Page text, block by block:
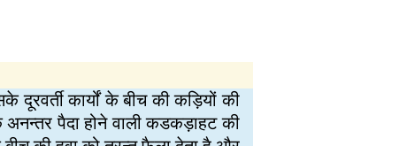
कार्यों के बीच की कड़ियों की
पैदा होने वाली कडकड़ाहट की